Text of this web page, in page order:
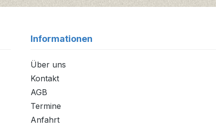
Informationen
Über uns
Kontakt
AGB
Termine
Anfahrt